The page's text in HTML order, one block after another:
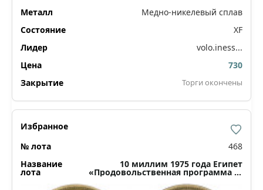
Медно-никелевый сплав
XF
volo.iness...
730
Торги окончены
468
10 миллим 1975 года Египет
«Продовольственная программа —